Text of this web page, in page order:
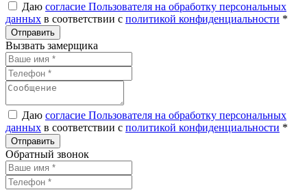
Даю согласие Пользователя на обработку персональных
данных в соответствии с политикой конфиденциальности *
Вызвать замерщика
Даю согласие Пользователя на обработку персональных
данных в соответствии с политикой конфиденциальности *
Обратный звонок